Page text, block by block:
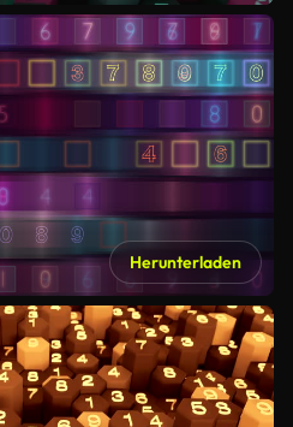
Herunterladen